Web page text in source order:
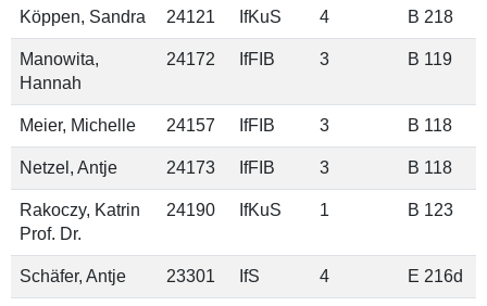
Köppen, Sandra 24121 IfKuS 4 B 218
Manowita,
Hannah
24172 IfFIB 3 B 119
Meier, Michelle 24157 IfFIB 3 B 118
Netzel, Antje 24173 IfFIB 3 B 118
Rakoczy, Katrin
Prof. Dr.
24190 IfKuS 1 B 123
Schäfer, Antje 23301 IfS 4 E 216d